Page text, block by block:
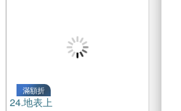
滿額折
24.地表上